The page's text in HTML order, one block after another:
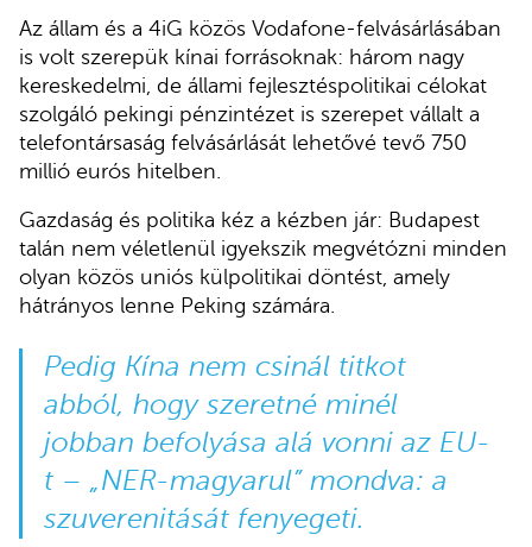
Az állam és a 4iG közös Vodafone-felvásárlásában
is volt szerepük kínai forrásoknak: három nagy
kereskedelmi, de állami fejlesztéspolitikai célokat
szolgáló pekingi pénzintézet is szerepet vállalt a
telefontársaság felvásárlását lehetővé tevő 750
millió eurós hitelben.
Gazdaság és politika kéz a kézben jár: Budapest
talán nem véletlenül igyekszik megvétózni minden
olyan közös uniós külpolitikai döntést, amely
hátrányos lenne Peking számára.
Pedig Kína nem csinál titkot
abból, hogy szeretné minél
jobban befolyása alá vonni az EU-
t – „NER-magyarul” mondva: a
szuverenitását fenyegeti.